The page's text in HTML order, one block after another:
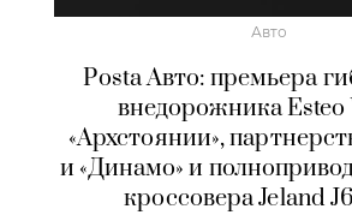
Авто
Posta Авто: премьера
внедорожника Esteo
«Архстоянии»,
и «Динамо» и
кроссовера Jeland